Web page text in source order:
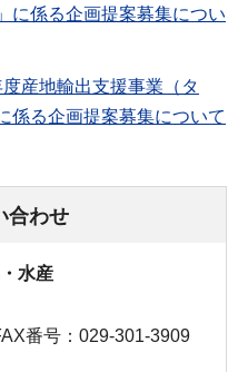
に係る企画提案募集につい
度産地輸出支援事業（タ
係る企画提案募集について
合わせ
水産
番号：029-301-3909